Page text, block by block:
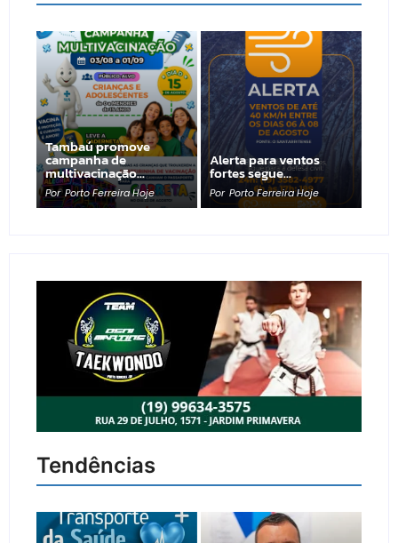
Tambaú promove
campanha de
multivacinação…
Por Porto Ferreira Hoje
Alerta para ventos
fortes segue…
Por Porto Ferreira Hoje
Tendências